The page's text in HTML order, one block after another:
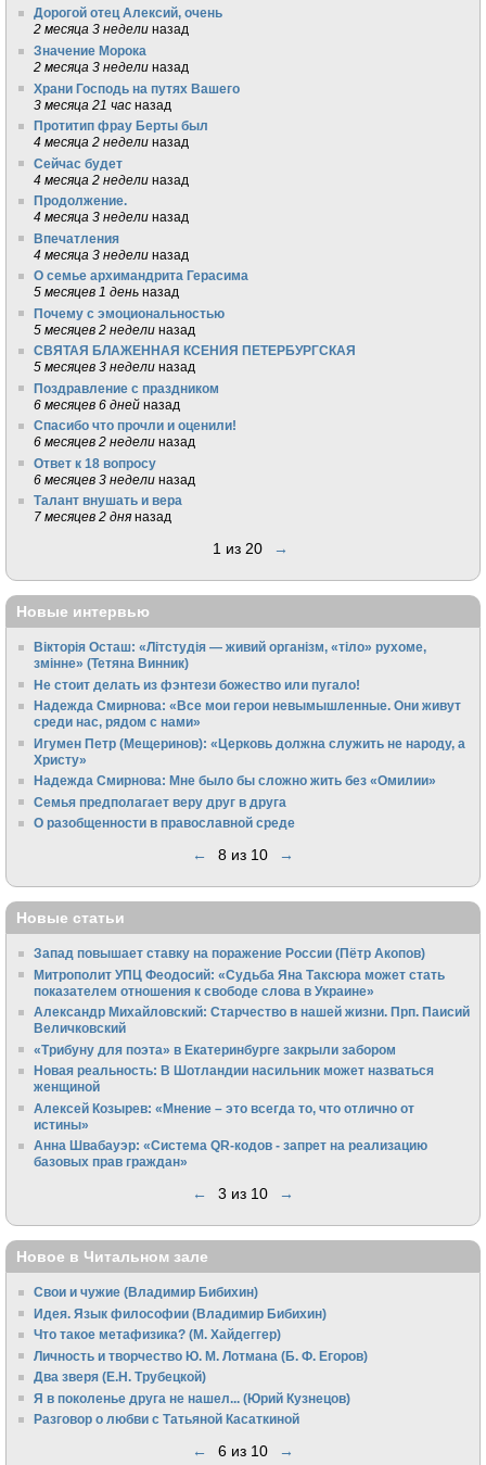
Дорогой отец Алексий, очень
2 месяца 3 недели назад
Значение Морока
2 месяца 3 недели назад
Храни Господь на путях Вашего
3 месяца 21 час назад
Протитип фрау Берты был
4 месяца 2 недели назад
Сейчас будет
4 месяца 2 недели назад
Продолжение.
4 месяца 3 недели назад
Впечатления
4 месяца 3 недели назад
О семье архимандрита Герасима
5 месяцев 1 день назад
Почему с эмоциональностью
5 месяцев 2 недели назад
СВЯТАЯ БЛАЖЕННАЯ КСЕНИЯ ПЕТЕРБУРГСКАЯ
5 месяцев 3 недели назад
Поздравление с праздником
6 месяцев 6 дней назад
Спасибо что прочли и оценили!
6 месяцев 2 недели назад
Ответ к 18 вопросу
6 месяцев 3 недели назад
Талант внушать и вера
7 месяцев 2 дня назад
1 из 20 →
Новые интервью
Вікторія Осташ: «Літстудія — живий організм, «тіло» рухоме,
змінне» (Тетяна Винник)
Не стоит делать из фэнтези божество или пугало!
Надежда Смирнова: «Все мои герои невымышленные. Они живут
среди нас, рядом с нами»
Игумен Петр (Мещеринов): «Церковь должна служить не народу, а
Христу»
Надежда Смирнова: Мне было бы сложно жить без «Омилии»
Семья предполагает веру друг в друга
О разобщенности в православной среде
← 8 из 10 →
Новые статьи
Запад повышает ставку на поражение России (Пётр Акопов)
Митрополит УПЦ Феодосий: «Судьба Яна Таксюра может стать
показателем отношения к свободе слова в Украине»
Алек­сандр Михайловский: Старчество в нашей жизни. Прп. Паисий
Величковский
«Трибуну для поэта» в Екатеринбурге закрыли забором
Новая реальность: В Шотландии насильник может назваться
женщиной
Алексей Козырев: «Мнение – это всегда то, что отлично от
истины»
Анна Швабауэр: «Система QR-кодов - запрет на реализацию
базовых прав граждан»
← 3 из 10 →
Новое в Читальном зале
Свои и чужие (Владимир Бибихин)
Идея. Язык философии (Владимир Бибихин)
Что такое метафизика? (М. Хайдеггер)
Личность и творчество Ю. М. Лотмана (Б. Ф. Егоров)
Два зверя (Е.Н. Трубецкой)
Я в поколенье друга не нашел... (Юрий Кузнецов)
Разговор о любви с Татьяной Касаткиной
← 6 из 10 →